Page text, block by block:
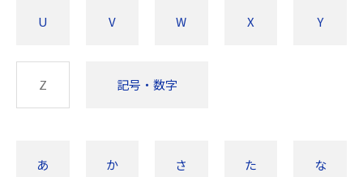
U V W X Y
Z 記号・数字
あ か さ た な